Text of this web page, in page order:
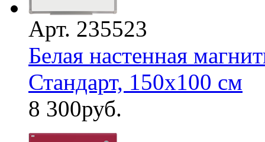
Арт. 235523
Белая настенная
Стандарт, 150х100 см
8 300руб.